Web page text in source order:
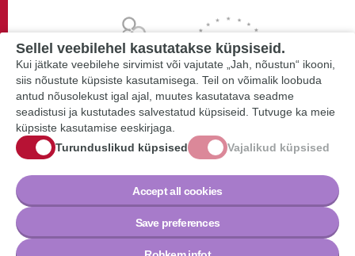
Sellel veebilehel kasutatakse küpsiseid.
Kui jätkate veebilehe sirvimist või vajutate „Jah, nõustun“ ikooni,
siis nõustute küpsiste kasutamisega. Teil on võimalik loobuda
antud nõusolekust igal ajal, muutes kasutatava seadme
seadistusi ja kustutades salvestatud küpsiseid. Tutvuge ka meie
küpsiste kasutamise eeskirjaga.
Turunduslikud küpsised
Vajalikud küpsised
Accept all cookies
Save preferences